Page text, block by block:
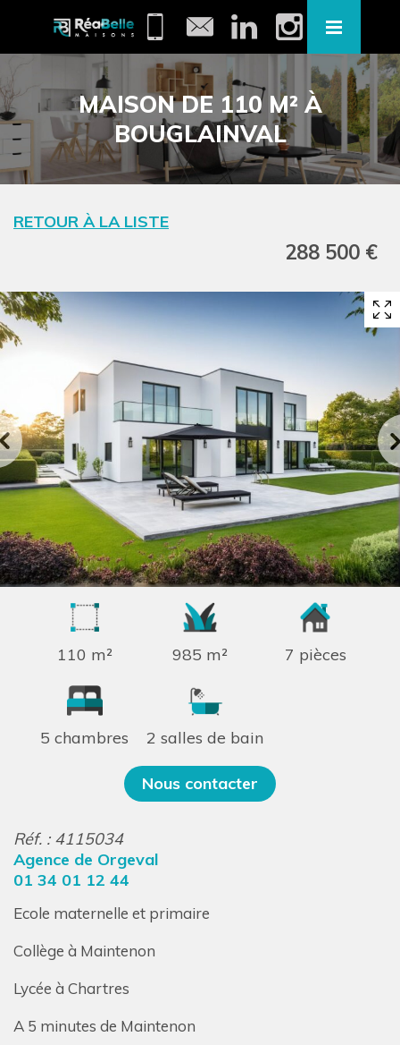
MAISON DE 110 M² À
BOUGLAINVAL
RETOUR À LA LISTE
288 500 €
110 m² 985 m² 7 pièces
5 chambres 2 salles de bain
Nous contacter
Réf. : 4115034
Agence de Orgeval
01 34 01 12 44
Ecole maternelle et primaire
Collège à Maintenon
Lycée à Chartres
A 5 minutes de Maintenon